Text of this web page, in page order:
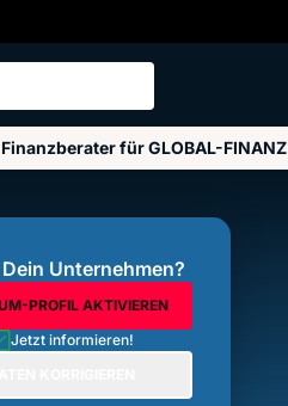
für GLOBAL-FINANZ
Unternehmen?
PROFIL AKTIVIEREN
Jetzt informieren!